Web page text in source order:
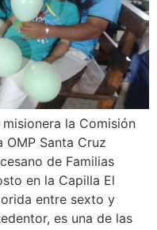
la Comisión
Santa Cruz
de Familias
en la Capilla El
entre sexto y
es una de las